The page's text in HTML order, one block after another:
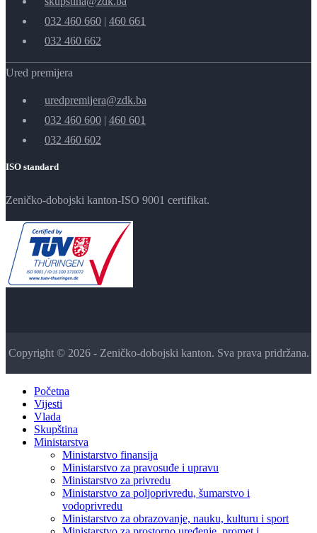
032 460 660 | 460 661
032 460 662
Ured premijera
uredpremijera@zdk.ba
032 460 600 | 460 601
032 460 602
ISO standard
Zeničko-dobojski kanton-ISO 9001 certifikat.
Copyright © 2026 - Zeničko-dobojski kanton. Sva prava pridržana.
Početna
Vijesti
Vlada
Skupština
Ministarstva
Ministarstvo finansija
Ministarstvo za pravosuđe i upravu
Ministarstvo za privredu
Ministarstvo za poljoprivredu, šumarstvo i
vodoprivredu
Ministarstvo za obrazovanje, nauku, kulturu i sport